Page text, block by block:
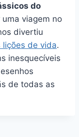
do
viagem no
divertiu
lições de vida.
inesquecíveis
de todas as